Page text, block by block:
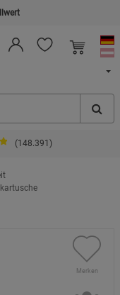
(148.391)
Merken